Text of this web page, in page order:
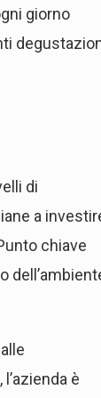
giorno
di
a
chiave
è